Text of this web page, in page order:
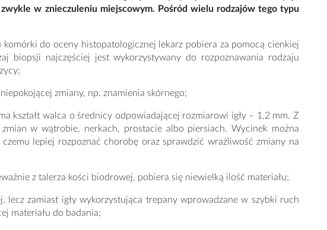
w znieczuleniu miejscowym. Pośród wielu rodzajów tego typu
do oceny histopatologicznej lekarz pobiera za pomocą cienkiej
biopsji najczęściej jest wykorzystywany do rozpoznawania rodzaju
zmiany, np. znamienia skórnego;
kształt walca o średnicy odpowiadającej rozmiarowi igły – 1,2 mm. Z
w wątrobie, nerkach, prostacie albo piersiach. Wycinek można
lepiej rozpoznać chorobę oraz sprawdzić wrażliwość zmiany na
z talerza kości biodrowej, pobiera się niewielką ilość materiału;
lecz zamiast igły wykorzystująca trepany wprowadzane w szybki ruch
materiału do badania;